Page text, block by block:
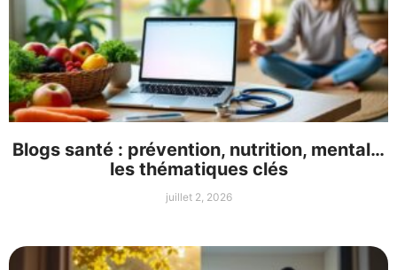
Blogs santé : prévention, nutrition, mental…
les thématiques clés
juillet 2, 2026